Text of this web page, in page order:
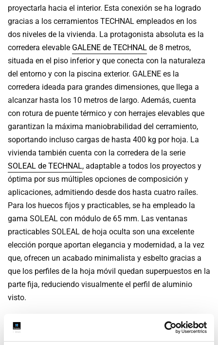
proyectarla hacia el interior. Esta conexión se ha logrado
gracias a los cerramientos TECHNAL empleados en los
dos niveles de la vivienda. La protagonista absoluta es la
corredera elevable GALENE de TECHNAL de 8 metros,
situada en el piso inferior y que conecta con la naturaleza
del entorno y con la piscina exterior. GALENE es la
corredera ideada para grandes dimensiones, que llega a
alcanzar hasta los 10 metros de largo. Además, cuenta
con rotura de puente térmico y con herrajes elevables que
garantizan la máxima maniobrabilidad del cerramiento,
soportando incluso cargas de hasta 400 kg por hoja. La
vivienda también cuenta con la corredera de la serie
SOLEAL de TECHNAL, adaptable a todos los proyectos y
óptima por sus múltiples opciones de composición y
aplicaciones, admitiendo desde dos hasta cuatro raíles.
Para los huecos fijos y practicables, se ha empleado la
gama SOLEAL con módulo de 65 mm. Las ventanas
practicables SOLEAL de hoja oculta son una excelente
elección porque aportan elegancia y modernidad, a la vez
que, ofrecen un acabado minimalista y esbelto gracias a
que los perfiles de la hoja móvil quedan superpuestos en la
parte fija, reduciendo visualmente el perfil de aluminio
visto.
están fabricadas con aluminio reciclado certificado